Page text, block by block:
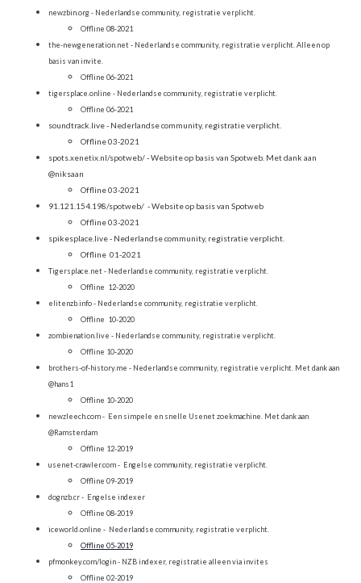
newzbin.org - Nederlandse community, registratie verplicht.
Offline 08-2021
the-newgeneration.net- Nederlandse community, registratie verplicht. Alleen op
basis van invite.
Offline 06-2021
tigersplace.online - Nederlandse community, registratie verplicht.
Offline 06-2021
soundtrack.live - Nederlandse community, registratie verplicht.
Offline 03-2021
spots.xenetix.nl/spotweb/- Website op basis van Spotweb. Met dank aan
@niksaan
Offline 03-2021
91.121.154.198/spotweb/ - Website op basis van Spotweb
Offline 03-2021
spikesplace.live- Nederlandse community, registratie verplicht.
Offline 01-2021
Tigersplace.net- Nederlandse community, registratie verplicht.
Offline 12-2020
elitenzb.info- Nederlandse community, registratie verplicht.
Offline 10-2020
zombienation.live - Nederlandse community, registratie verplicht.
Offline 10-2020
brothers-of-history.me - Nederlandse community, registratie verplicht. Met dank aan
@hans1
Offline 10-2020
newzleech.com- Een simpele en snelle Usenet zoekmachine. Met dank aan
@Ramsterdam
Offline 12-2019
usenet-crawler.com- Engelse community, registratie verplicht.
Offline 09-2019
dognzb.cr- Engelse indexer
Offline 08-2019
iceworld.online - Nederlandse community, registratie verplicht.
Offline 05-2019
pfmonkey.com/login- NZB indexer, registratie alleen via invites
Offline 02-2019